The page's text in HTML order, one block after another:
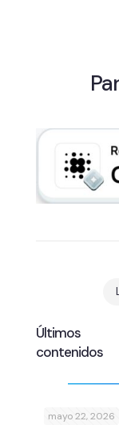
Últimos
contenidos
mayo 22, 2026